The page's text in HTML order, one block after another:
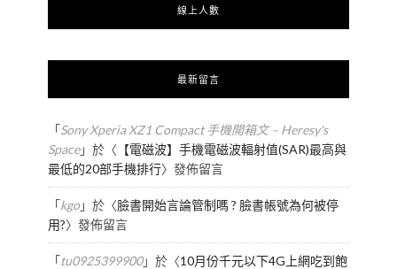
線上人數
最新留言
「Sony Xperia XZ1 Compact 手機開箱文 – Heresy's
Space」於〈 【電磁波】手機電磁波輻射值(SAR)最高與
最低的20部手機排行〉發佈留言
「kgo」於〈臉書開始言論管制嗎 ? 臉書帳號為何被停
用?〉發佈留言
「tu0925399900」於〈10月份千元以下4G上網吃到飽